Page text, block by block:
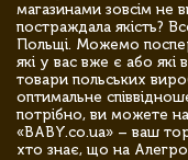
магазинами зовсім не
постраждала якість?
Польщі. Можемо
які у вас вже є або
товари польських
оптимальне
потрібно, ви можете
«BABY.co.ua» – ваш
хто знає, що на